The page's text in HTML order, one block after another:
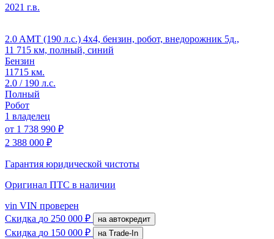
2021 г.в.
2.0 AMT (190 л.с.) 4x4, бензин, робот, внедорожник 5д.,
11 715 км, полный, синий
Бензин
11715 км.
2.0 / 190 л.с.
Полный
Робот
1 владелец
от 1 738 990 ₽
2 388 000 ₽
Гарантия юридической чистоты
Оригинал ПТС в наличии
vin VIN проверен
Скидка до 250 000 ₽ на автокредит
Скидка до 150 000 ₽
на Trade-In